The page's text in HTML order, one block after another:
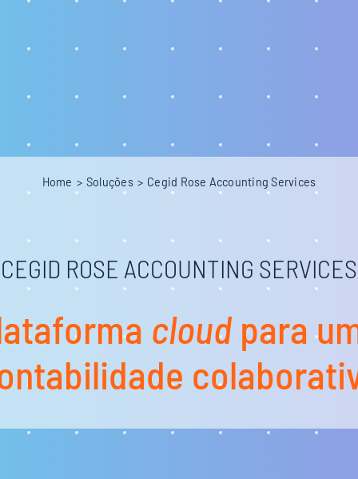
Home Soluções Cegid Rose Accounting Services
CEGID ROSE ACCOUNTING SERVICES
cloud para